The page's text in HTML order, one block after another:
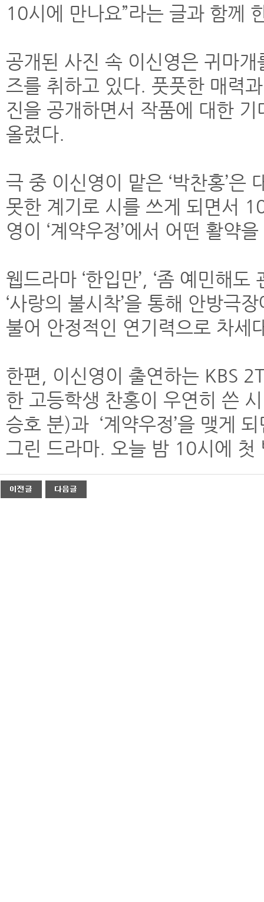
10시에 만나요”라는 글과 함께
공개된 사진 속 이신영은 귀마
즈를 취하고 있다. 풋풋한 매력
진을 공개하면서 작품에 대한
올렸다.
극 중 이신영이 맡은 ‘박찬홍’
못한 계기로 시를 쓰게 되면서
영이 ‘계약우정’에서 어떤 활약
웹드라마 ‘한입만’, ‘좀 예민해
‘사랑의 불시착’을 통해 안방극
불어 안정적인 연기력으로 차세
한편, 이신영이 출연하는 KBS
한 고등학생 찬홍이 우연히 쓴
승호 분)과 ‘계약우정’을 맺게
그린 드라마. 오늘 밤 10시에 첫